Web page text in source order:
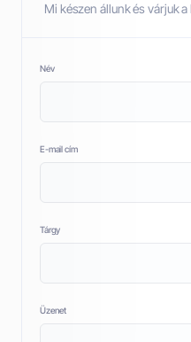
Mi készen állunk és várjuk
Név
E-mail cím
Tárgy
Üzenet